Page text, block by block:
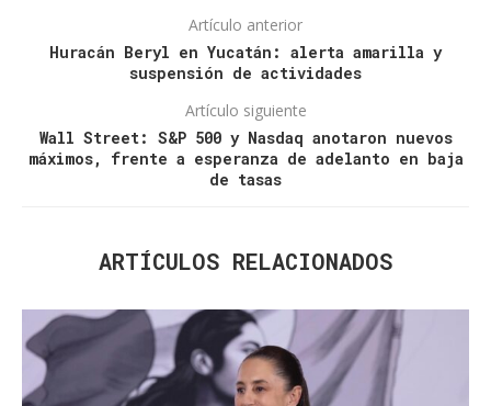
Artículo anterior
Huracán Beryl en Yucatán: alerta amarilla y
suspensión de actividades
Artículo siguiente
Wall Street: S&P 500 y Nasdaq anotaron nuevos
máximos, frente a esperanza de adelanto en baja
de tasas
ARTÍCULOS RELACIONADOS